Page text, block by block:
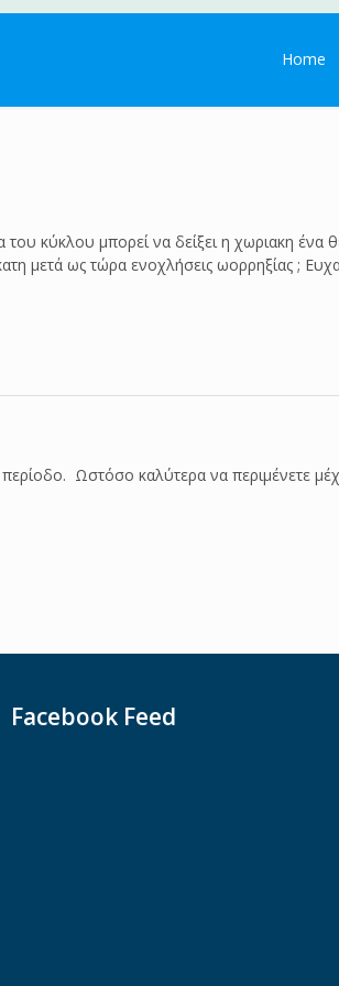
Home
κύκλου μπορεί να δείξει η χωριακη ένα
μετά ως τώρα ενοχλήσεις ωορρηξίας ;
Ωστόσο καλύτερα να περιμένετε
Facebook Feed